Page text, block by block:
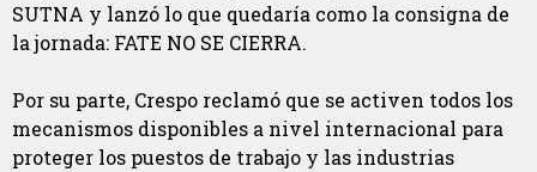
SUTNA y lanzó lo que quedaría como la consigna de
la jornada: FATE NO SE CIERRA.
Por su parte, Crespo reclamó que se activen todos los
mecanismos disponibles a nivel internacional para
proteger los puestos de trabajo y las industrias